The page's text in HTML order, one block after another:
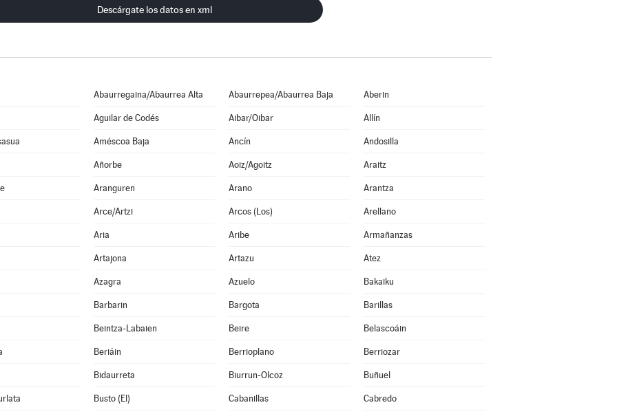
Descárgate los datos en xml
Abaurregaina/Abaurrea Alta Abaurrepea/Abaurrea Baja Aberin
Aguilar de Codés Aibar/Oibar Allín
Améscoa Baja Ancín Andosilla
Añorbe Aoiz/Agoitz Araitz
Aranguren Arano Arantza
Arce/Artzi Arcos (Los) Arellano
Aria Aribe Armañanzas
Artajona Artazu Atez
Azagra Azuelo Bakaiku
Barbarin Bargota Barillas
Beintza-Labaien Beire Belascoáin
Beriáin Berrioplano Berriozar
Bidaurreta Biurrun-Olcoz Buñuel
Busto (El) Cabanillas Cabredo